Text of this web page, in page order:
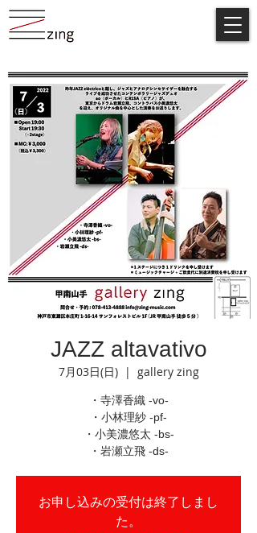
JAZZ altavativo
7月03日(日)
  |
gallery zing
・寺澤香織 -vo-
・小林理紗 -pf-
・小美濃悠太 -bs-
・岩瀬立飛 -ds-
お申し込みの受付は終了しまし
た。